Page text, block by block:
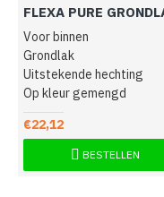
FLEXA PURE
Voor binnen
Grondlak
Uitstekende hechting
Op kleur gemengd
€22,12
BESTELLEN